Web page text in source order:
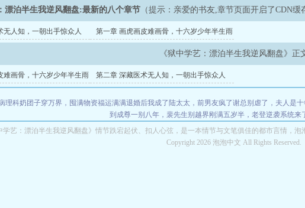
漂泊半生我逆风翻盘:最新的八个章节 （提示：亲爱的书友,章节页面开启了CDN
无人知，一朝出手惊众人 第一章 画虎画皮难画骨，十六岁少年半生雨
《狱中学艺：漂泊半生我逆风翻盘》正
难画骨，十六岁少年半生雨 第二章 深藏医术无人知，一朝出手惊众人
理科奶团子穿万界，囤满物资福运满满退婚后我成了陆太太，前男友疯了谢总别虐了，夫人是
到成尊一别八年，裴先生别越界 刚满五岁半，老登逆袭系统来
学艺：漂泊半生我逆风翻盘》情节跌宕起伏、扣人心弦，是一本情节与文笔俱佳的都市言情，
Copyright 2026 泡泡中文 All Rights Reserved.